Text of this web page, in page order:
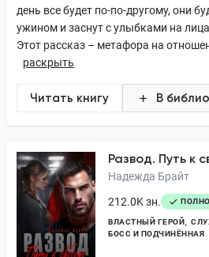
день все будет по-по-другому, они
ужином и заснут с улыбками на
Этот рассказ – метафора на
раскрыть
Читать книгу В
Развод. Путь к
Надежда Брайт
212.0K зн.
ВЛАСТНЫЙ ГЕРОЙ
БОСС И ПОДЧИНЁННАЯ